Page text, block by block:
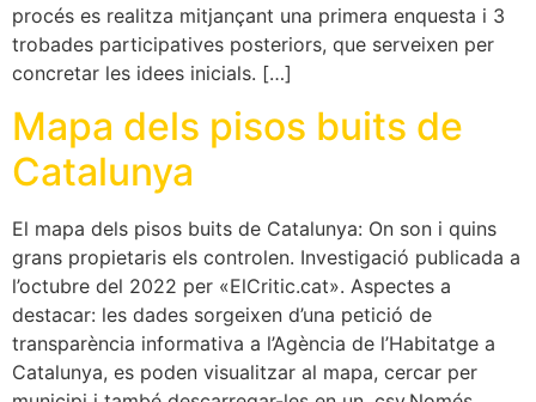
procés es realitza mitjançant una primera enquesta i 3
trobades participatives posteriors, que serveixen per
concretar les idees inicials. […]
Mapa dels pisos buits de
Catalunya
El mapa dels pisos buits de Catalunya: On son i quins
grans propietaris els controlen. Investigació publicada a
l’octubre del 2022 per «ElCritic.cat». Aspectes a
destacar: les dades sorgeixen d’una petició de
transparència informativa a l’Agència de l’Habitatge a
Catalunya, es poden visualitzar al mapa, cercar per